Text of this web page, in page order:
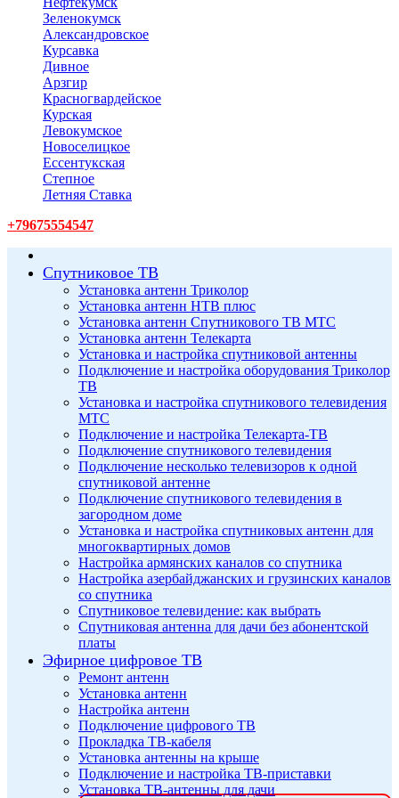
Зеленокумск
Александровское
Курсавка
Дивное
Арзгир
Красногвардейское
Курская
Левокумское
Новоселицкое
Ессентукская
Степное
Летняя Ставка
+79675554547
Спутниковое ТВ
Установка антенн Триколор
Установка антенн НТВ плюс
Установка антенн Спутникового ТВ МТС
Установка антенн Телекарта
Установка и настройка спутниковой антенны
Подключение и настройка оборудования Триколор
ТВ
Установка и настройка спутникового телевидения
МТС
Подключение и настройка Телекарта-ТВ
Подключение спутникового телевидения
Подключение несколько телевизоров к одной
спутниковой антенне
Подключение спутникового телевидения в
загородном доме
Установка и настройка спутниковых антенн для
многоквартирных домов
Настройка армянских каналов со спутника
Настройка азербайджанских и грузинских каналов
со спутника
Спутниковое телевидение: как выбрать
Спутниковая антенна для дачи без абонентской
платы
Эфирное цифровое ТВ
Ремонт антенн
Установка антенн
Настройка антенн
Подключение цифрового ТВ
Прокладка ТВ-кабеля
Установка антенны на крыше
Подключение и настройка ТВ-приставки
Установка ТВ-антенны для дачи